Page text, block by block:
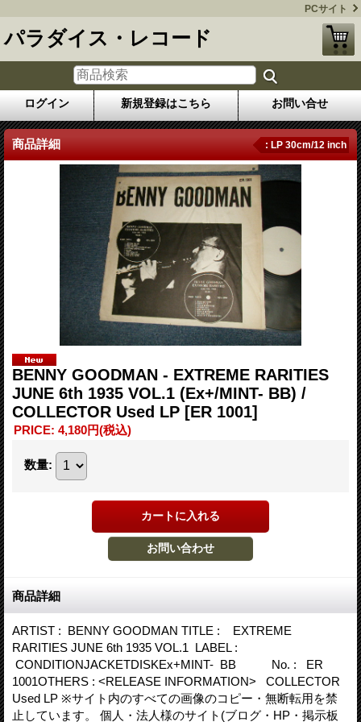
PCサイト
パラダイス・レコード
ログイン 新規登録はこちら お問い合せ
商品詳細 : LP 30cm/12 inch
BENNY GOODMAN - EXTREME RARITIES
JUNE 6th 1935 VOL.1 (Ex+/MINT- BB) /
COLLECTOR Used LP [ER 1001]
PRICE: 4,180円(税込)
数量:
商品詳細
ARTIST : BENNY GOODMAN TITLE : EXTREME
RARITIES JUNE 6th 1935 VOL.1 LABEL :
CONDITIONJACKETDISKEx+MINT- BB No. : ER
1001OTHERS : <RELEASE INFORMATION> COLLECTOR
Used LP ※サイト内のすべての画像のコピー・無断転用を禁
止しています。 個人・法人様のサイト(ブログ・HP・掲示板